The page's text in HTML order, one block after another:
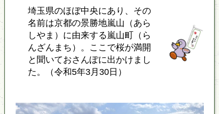
埼玉県のほぼ中央にあり、その
名前は京都の景勝地嵐山（あら
しやま）に由来する嵐山町（ら
んざんまち）。ここで桜が満開
と聞いておさんぽに出かけまし
た。（令和5年3月30日）